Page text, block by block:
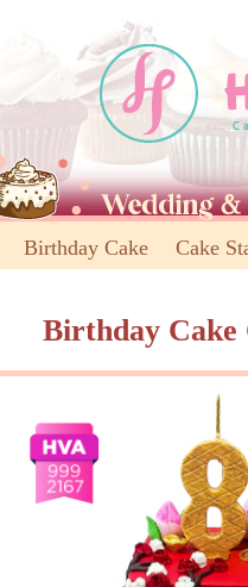
Birthday Cake Cake
Birthday Cake